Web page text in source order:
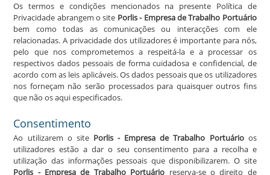
Os termos e condições mencionados na presente Política de
Privacidade abrangem o site Porlis - Empresa de Trabalho Portuário
bem como todas as comunicações ou interacções com ele
relacionadas. A privacidade dos utilizadores é importante para nós,
pelo que nos comprometemos a respeitá-la e a processar os
respectivos dados pessoais de forma cuidadosa e confidencial, de
acordo com as leis aplicáveis. Os dados pessoais que os utilizadores
nos forneçam não serão processados para quaisquer outros fins
que não os aqui especificados.
Consentimento
Ao utilizarem o site Porlis - Empresa de Trabalho Portuárioos
utilizadores estão a dar o seu consentimento para a recolha e
utilização das informações pessoais que disponibilizarem. O site
Porlis - Empresa de Trabalho Portuário reserva-se o direito de